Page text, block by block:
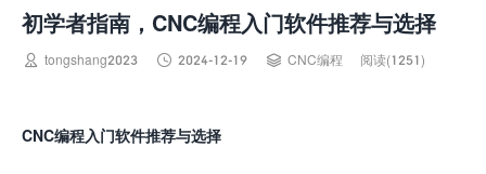
初学者指南，CNC编程入门软件推荐与选择
 tongshang2023  2024-12-19  CNC编程 阅读(1251)
CNC编程入门软件推荐与选择